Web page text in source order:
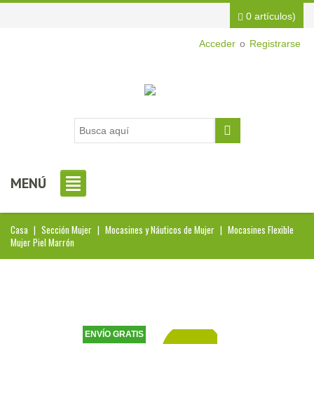
Acceder o Registrarse
0 artículos)
MENÚ
Casa | Sección Mujer | Mocasines y Náuticos de Mujer | Mocasines Flexible
Mujer Piel Marrón
ENVÍO GRATIS